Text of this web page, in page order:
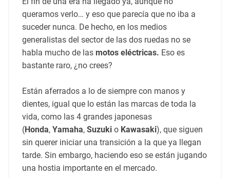
queramos verlo… y eso que parecía que no iba a
suceder nunca. De hecho, en los medios
generalistas del sector de las dos ruedas no se
habla mucho de las motos eléctricas. Eso es
bastante raro, ¿no crees?
Están aferrados a lo de siempre con manos y
dientes, igual que lo están las marcas de toda la
vida, como las 4 grandes japonesas
(Honda, Yamaha, Suzukio Kawasaki), que siguen
sin querer iniciar una transición a la que ya llegan
tarde. Sin embargo, haciendo eso se están jugando
una hostia importante en el mercado.